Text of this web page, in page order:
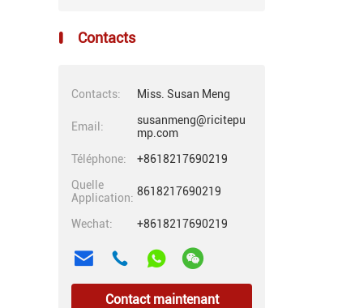
Contacts
Contacts: Miss. Susan Meng
Email:
susanmeng@ricitepu
mp.com
Téléphone:
+8618217690219
Quelle
Application: 8618217690219
Wechat: +8618217690219
Contact maintenant